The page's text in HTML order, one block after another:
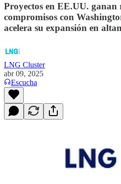
Proyectos en EE.UU. ganan
compromisos con
acelera su expansión en
LNG Cluster
abr 09, 2025
Escucha